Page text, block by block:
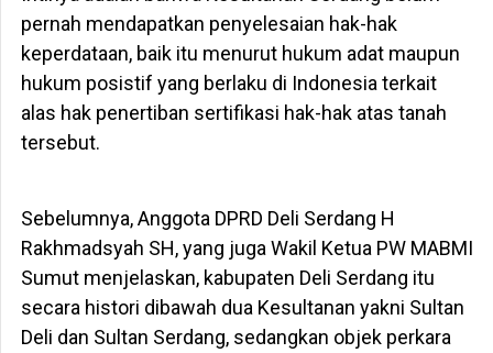
pernah mendapatkan penyelesaian hak-hak
keperdataan, baik itu menurut hukum adat maupun
hukum posistif yang berlaku di Indonesia terkait
alas hak penertiban sertifikasi hak-hak atas tanah
tersebut.
Sebelumnya, Anggota DPRD Deli Serdang H
Rakhmadsyah SH, yang juga Wakil Ketua PW MABMI
Sumut menjelaskan, kabupaten Deli Serdang itu
secara histori dibawah dua Kesultanan yakni Sultan
Deli dan Sultan Serdang, sedangkan objek perkara